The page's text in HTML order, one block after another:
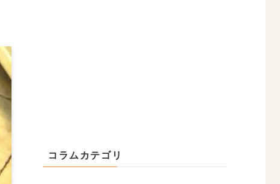
コラムカテゴリ